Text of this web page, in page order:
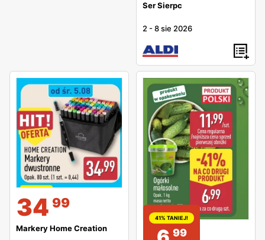
Ser Sierpc
2 -8 sie 2026
34 99
Markery Home Creation
41% TANIEJ!
99